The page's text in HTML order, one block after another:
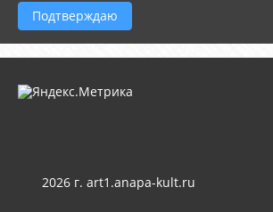
2026 г. art1.anapa-kult.ru
Подтверждаю